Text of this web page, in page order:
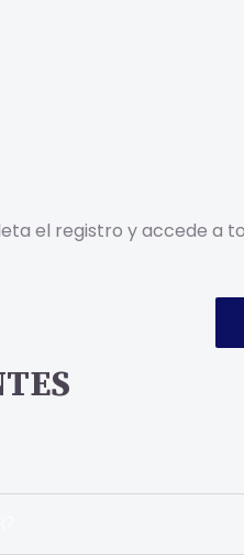
el registro y accede a